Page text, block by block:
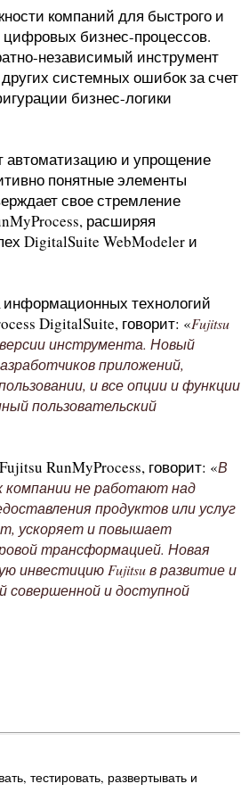
компаний для быстрого и
бизнес-процессов.
независимый инструмент
системных ошибок за счет
бизнес-логики
автоматизацию и упрощение
понятные элементы
свое стремление
расширяя
DigitalSuite WebModeler и
информационных технологий
DigitalSuite, говорит: «Fujitsu
инструмента. Новый
приложений,
и все опции и функции
пользовательский
RunMyProcess, говорит: «В
компании не работают над
продуктов или услуг
ускоряет и повышает
трансформацией. Новая
инвестицию Fujitsu в развитие и
совершенной и доступной
тестировать, развертывать и